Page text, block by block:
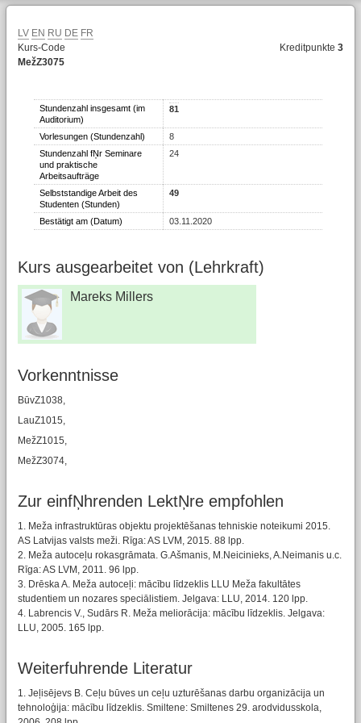
LV EN RU DE FR
Kurs-Code
MežZ3075
Kreditpunkte3
Stundenzahl insgesamt (im
Auditorium)
81
Vorlesungen (Stundenzahl)
8
Stundenzahl fŅr Seminare
und praktische
Arbeitsaufträge
24
Selbststandige Arbeit des
Studenten (Stunden)
49
Bestätigt am (Datum) 03.11.2020
Kurs ausgearbeitet von (Lehrkraft)
Mareks Millers
Vorkenntnisse
BūvZ1038,
LauZ1015,
MežZ1015,
MežZ3074,
Zur einfŅhrenden LektŅre empfohlen
1. Meža infrastruktūras objektu projektēšanas tehniskie noteikumi 2015.
AS Latvijas valsts meži. Rīga: AS LVM, 2015. 88 lpp.
2. Meža autoceļu rokasgrāmata. G.Ašmanis, M.Neicinieks, A.Neimanis u.c.
Rīga: AS LVM, 2011. 96 lpp.
3. Drēska A. Meža autoceļi: mācību līdzeklis LLU Meža fakultātes
studentiem un nozares speciālistiem. Jelgava: LLU, 2014. 120 lpp.
4. Labrencis V., Sudārs R. Meža meliorācija: mācību līdzeklis. Jelgava:
LLU, 2005. 165 lpp.
Weiterfuhrende Literatur
1. Jeļisējevs B. Ceļu būves un ceļu uzturēšanas darbu organizācija un
tehnoloģija: mācību līdzeklis. Smiltene: Smiltenes 29. arodvidusskola,